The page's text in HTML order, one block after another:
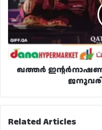
ഫെസ്റ്റിവൽ
2026
ജനുവരിയിൽ
വീണ്ടും
ഖത്തർ
Related Articles